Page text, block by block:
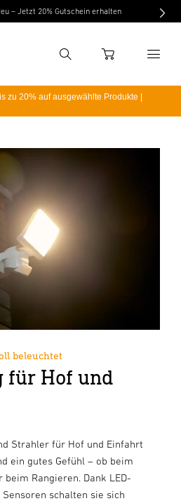
– Jetzt 20% Gutschein erhalten
Suche WARENKORB
zu 20% auf ausgewählte Produkte |
beleuchtet
für Hof und
Strahler für Hof und Einfahrt
ein gutes Gefühl – ob beim
Rangieren. Dank LED-
schalten sie sich